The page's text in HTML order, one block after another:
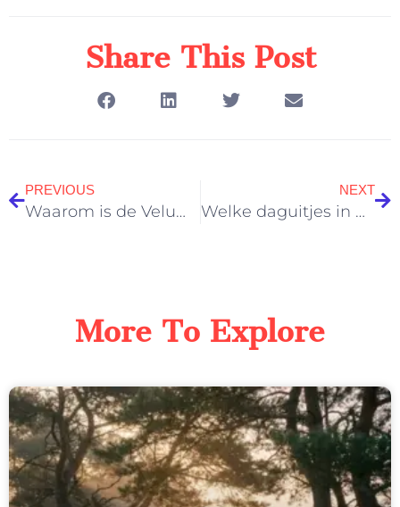
Share This Post
PREVIOUS
Waarom is de Veluwe dé plek voor een actief natuurweekend?
NEXT
Welke daguitjes in de Hoge Veluwe combineer je met een natuurwandeling?
More To Explore